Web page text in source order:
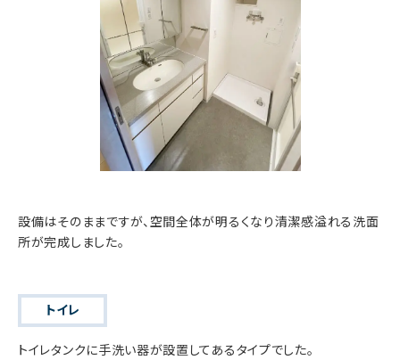
設備はそのままですが、空間全体が明るくなり清潔感溢れる洗面
所が完成しました。
トイレ
トイレタンクに手洗い器が設置してあるタイプでした。